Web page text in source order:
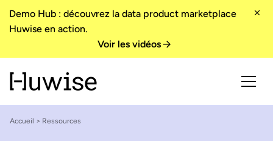
Demo Hub : découvrez la data product marketplace
Huwise en action.
Voir les vidéos
Accueil > Ressources